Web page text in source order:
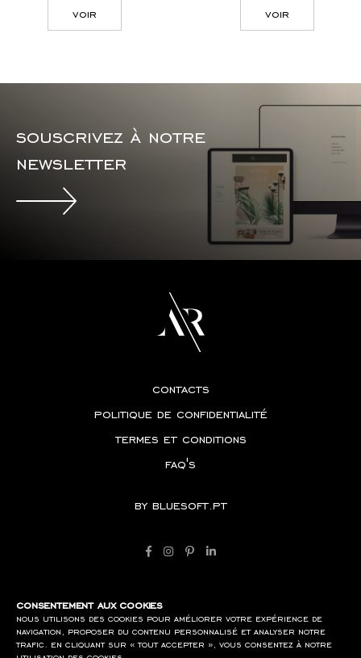
voir voir
souscrivez à notre
newsletter
contacts
politique de confidentialité
termes et conditions
faq's
by bluesoft.pt
consentement aux cookies
nous utilisons des cookies pour améliorer votre expérience de
navigation, proposer du contenu personnalisé et analyser notre
trafic. en cliquant sur « tout accepter », vous consentez à notre